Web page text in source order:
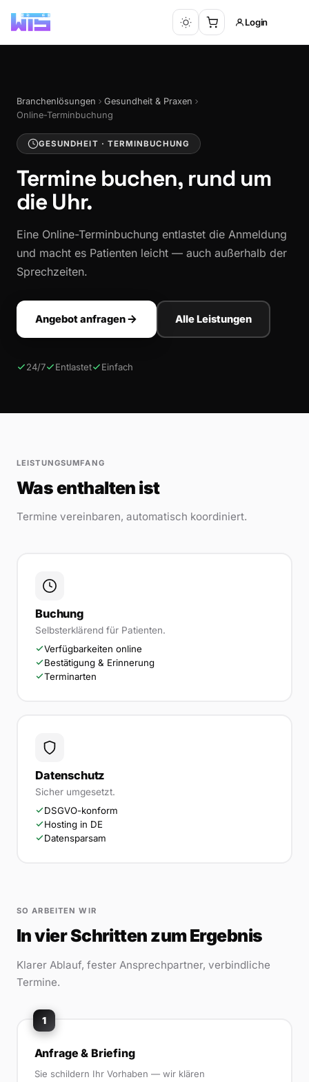
Login
Branchenlösungen
Gesundheit & Praxen
Online-Terminbuchung
GESUNDHEIT · TERMINBUCHUNG
Termine buchen, rund um
die Uhr.
Eine Online-Terminbuchung entlastet die Anmeldung
und macht es Patienten leicht — auch außerhalb der
Sprechzeiten.
Angebot anfragen Alle Leistungen
24/7 Entlastet Einfach
LEISTUNGSUMFANG
Was enthalten ist
Termine vereinbaren, automatisch koordiniert.
Buchung
Selbsterklärend für Patienten.
Verfügbarkeiten online
Bestätigung & Erinnerung
Terminarten
Datenschutz
Sicher umgesetzt.
DSGVO-konform
Hosting in DE
Datensparsam
SO ARBEITEN WIR
In vier Schritten zum Ergebnis
Klarer Ablauf, fester Ansprechpartner, verbindliche
Termine.
1
Anfrage & Briefing
Sie schildern Ihr Vorhaben — wir klären